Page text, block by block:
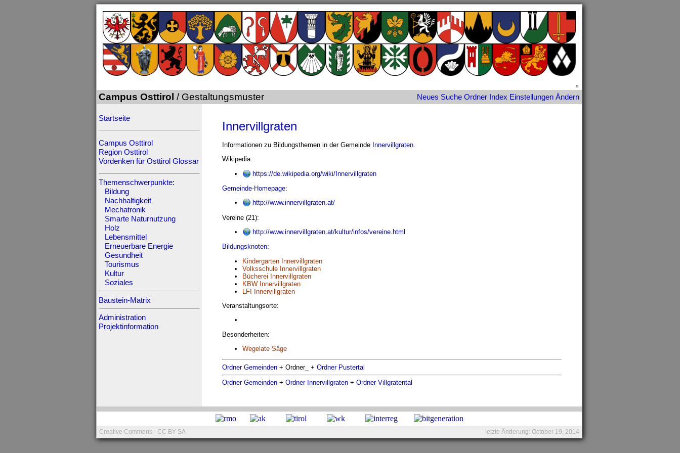
»
Campus Osttirol / Gestaltungsmuster Neues Suche Ordner Index Einstellungen Ändern
Startseite
Campus Osttirol
Region Osttirol
Vordenken für Osttirol Glossar
Themenschwerpunkte:
Bildung
Nachhaltigkeit
Mechatronik
Smarte Naturnutzung
Holz
Lebensmittel
Erneuerbare Energie
Gesundheit
Tourismus
Kultur
Soziales
Baustein-Matrix
Administration
Projektinformation
Innervillgraten
Informationen zu Bildungsthemen in der Gemeinde Innervillgraten.
Wikipedia:
https://de.wikipedia.org/wiki/Innervillgraten
Gemeinde-Homepage:
http://www.innervillgraten.at/
Vereine (21):
http://www.innervillgraten.at/kultur/infos/vereine.html
Bildungsknoten:
Kindergarten Innervillgraten
Volksschule Innervillgraten
Bücherei Innervillgraten
KBW Innervillgraten
LFI Innervillgraten
Veranstaltungsorte:
Besonderheiten:
Wegelate Säge
Ordner Gemeinden + Ordner_ + Ordner Pustertal
Ordner Gemeinden + Ordner Innervillgraten + Ordner Villgratental
Creative Commons - CC BY SA letzte Änderung: October 19, 2014